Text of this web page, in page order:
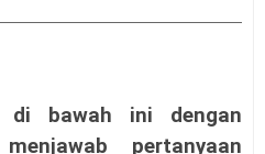
di bawah ini dengan
menjawab pertanyaan